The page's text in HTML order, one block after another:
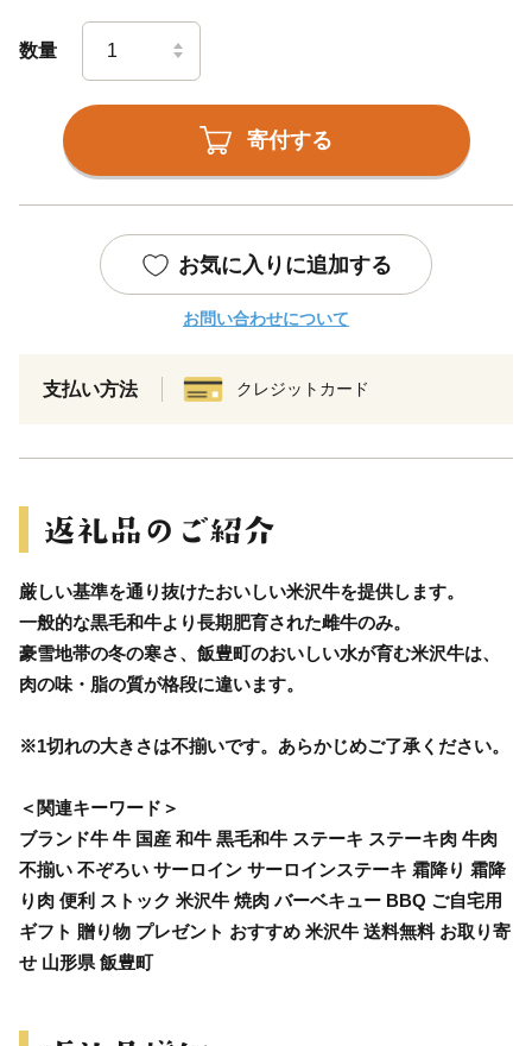
数量
寄付する
お気に入りに追加する
お問い合わせについて
支払い方法 クレジットカード
厳しい基準を通り抜けたおいしい米沢牛を提供します。
一般的な黒毛和牛より長期肥育された雌牛のみ。
豪雪地帯の冬の寒さ、飯豊町のおいしい水が育む米沢牛は、
肉の味・脂の質が格段に違います。
※1切れの大きさは不揃いです。あらかじめご了承ください。
＜関連キーワード＞
ブランド牛 牛 国産 和牛 黒毛和牛 ステーキ ステーキ肉 牛肉
不揃い 不ぞろい サーロイン サーロインステーキ 霜降り 霜降
り肉 便利 ストック 米沢牛 焼肉 バーベキュー BBQ ご自宅用
ギフト 贈り物 プレゼント おすすめ 米沢牛 送料無料 お取り寄
せ 山形県 飯豊町